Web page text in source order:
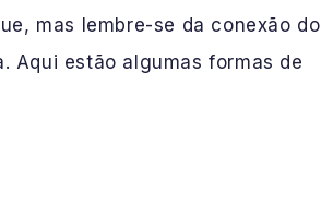
mas lembre-se da conexão do
Aqui estão algumas formas de